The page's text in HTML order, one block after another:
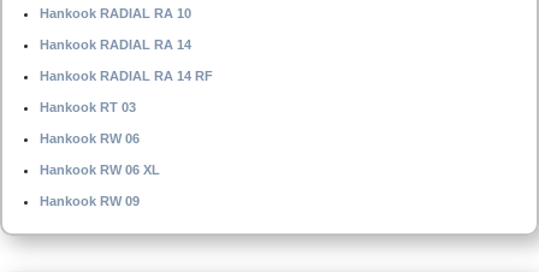
Hankook RADIAL RA 10
Hankook RADIAL RA 14
Hankook RADIAL RA 14 RF
Hankook RT 03
Hankook RW 06
Hankook RW 06 XL
Hankook RW 09